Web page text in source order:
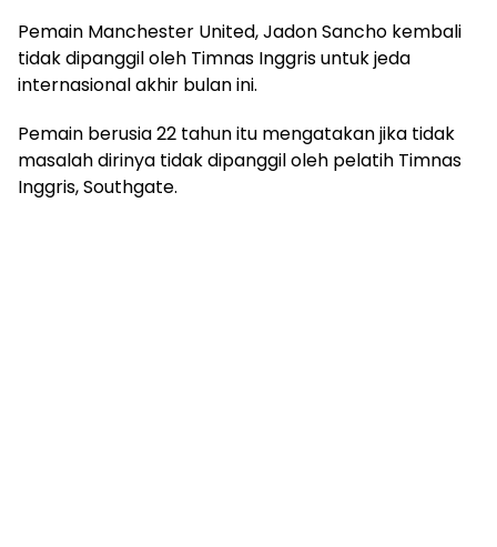
Pemain Manchester United, Jadon Sancho kembali
tidak dipanggil oleh Timnas Inggris untuk jeda
internasional akhir bulan ini.
Pemain berusia 22 tahun itu mengatakan jika tidak
masalah dirinya tidak dipanggil oleh pelatih Timnas
Inggris, Southgate.